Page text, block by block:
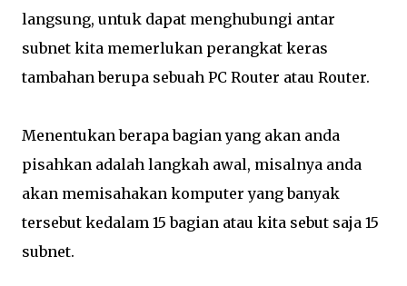
langsung, untuk dapat menghubungi antar
subnet kita memerlukan perangkat keras
tambahan berupa sebuah PC Router atau Router.
Menentukan berapa bagian yang akan anda
pisahkan adalah langkah awal, misalnya anda
akan memisahakan komputer yang banyak
tersebut kedalam 15 bagian atau kita sebut saja 15
subnet.